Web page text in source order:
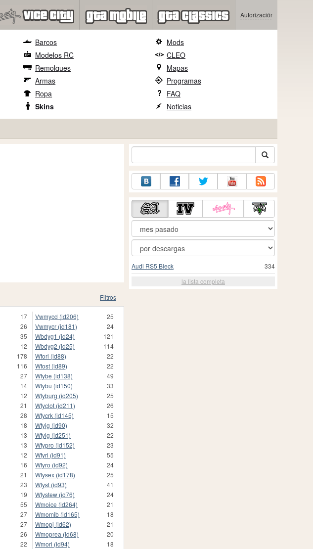
Autorización
Barcos
Modelos RC
Remolques
Armas
Ropa
Skins
Mods
CLEO
Mapas
Programas
FAQ
Noticias
Filtros
17
26
35
12
178
116
27
14
12
21
28
18
13
13
12
16
21
23
19
55
27
27
26
22
Vwmycd (id206)
25
Vwmycr (id181)
24
Wbdyg1 (id24)
121
Wbdyg2 (id25)
114
Wfori (id88)
22
Wfost (id89)
22
Wfybe (id138)
49
Wfybu (id150)
33
Wfyburg (id205)
25
Wfyclot (id211)
26
Wfycrk (id145)
15
Wfyjg (id90)
32
Wfylg (id251)
22
Wfypro (id152)
23
Wfyri (id91)
55
Wfyro (id92)
24
Wfysex (id178)
25
Wfyst (id93)
41
Wfystew (id76)
24
Wmoice (id264)
21
Wmomib (id165)
18
Wmopj (id62)
21
Wmoprea (id68)
20
Wmori (id94)
18
334
Audi RS5 Bleck
la lista completa